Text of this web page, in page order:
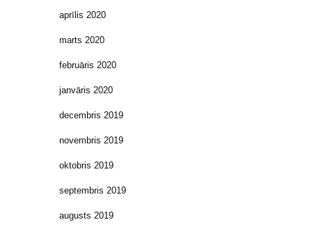
aprīlis 2020
marts 2020
februāris 2020
janvāris 2020
decembris 2019
novembris 2019
oktobris 2019
septembris 2019
augusts 2019